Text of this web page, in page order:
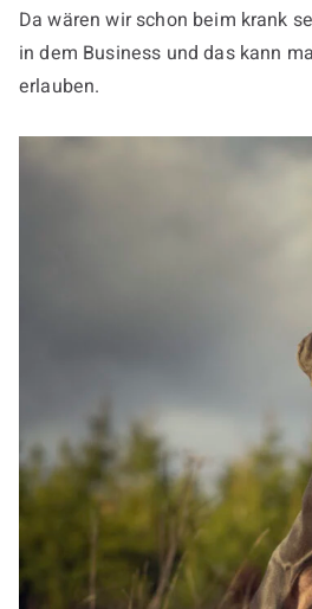
Da wären wir schon beim krank
in dem Business und das kann
erlauben.